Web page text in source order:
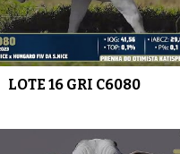
LOTE 16 GRI C6080